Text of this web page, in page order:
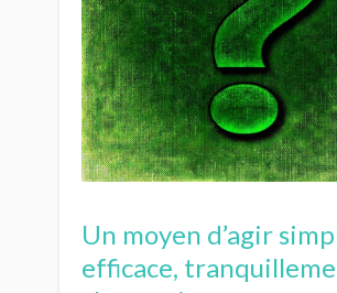
Un moyen d’agir
efficace,